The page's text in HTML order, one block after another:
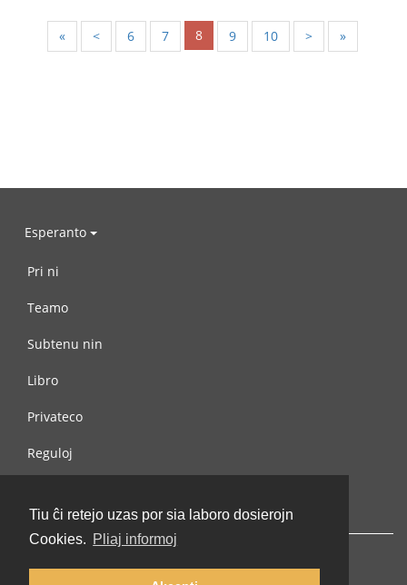
Tiu ĉi retejo uzas por sia laboro dosierojn
Cookies. Pliaj informoj
« < 6 7 8 9 10 > »
Esperanto
Pri ni
Teamo
Subtenu nin
Libro
Privateco
Reguloj